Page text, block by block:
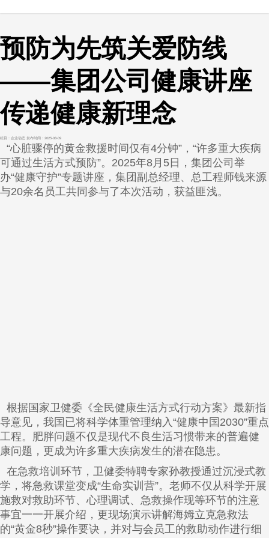
预防为先筑关爱防线
——集团公司健康讲座
传递健康新理念
栏目：企业动态 发布时间：2025-08-09
“心脏骤停的黄金救援时间仅有4分钟”，“许多重大疾病
可通过生活方式预防”。2025年8月5日，集团公司举
办“健康守护”专题讲座，集团副总经理、总工程师钱来源
与20余名员工共同参与了本次活动，获益匪浅。
根据国家卫健委《全民健康生活方式行动方案》最新指
导意见，我国已将科学体重管理纳入“健康中国2030”重点
工程。肥胖问题不仅是现代不良生活习惯带来的普遍健
康问题，更成为许多重大疾病发生的潜在隐患。
在急救培训环节，卫健委特聘专家孙教授通过沉浸式教
学，将急救课堂变成“生命实训营”。老师不仅从科学开展
施救对救助环节、心理调试、急救操作现等环节的注意
事宜一一开展介绍，更现场演示讲解海姆立克急救法
的“黄金8秒”操作要诀，并对与会员工的救助动作进行细